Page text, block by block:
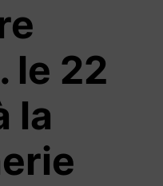
le 22
la